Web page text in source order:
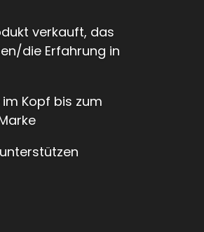
verkauft, das
die Erfahrung in
Kopf bis zum